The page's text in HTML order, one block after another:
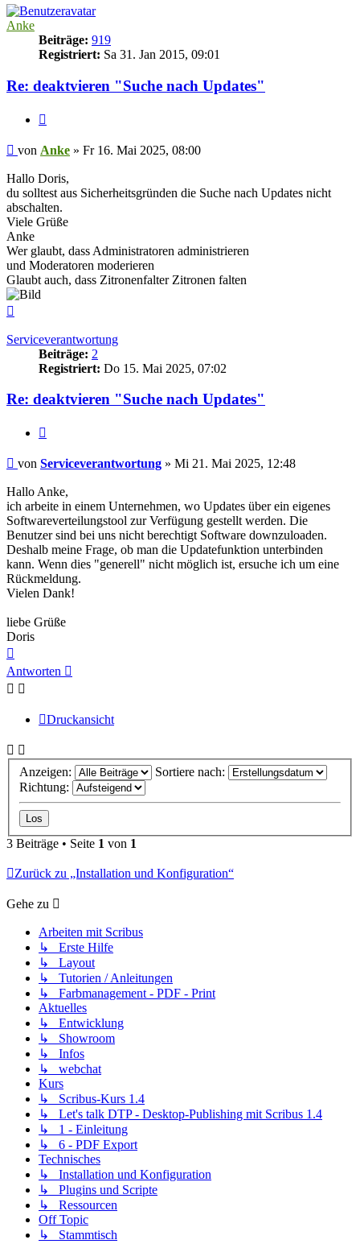
Anke
Beiträge: 919
Registriert: Sa 31. Jan 2015, 09:01
Re: deaktvieren "Suche nach Updates"
Beitrag
von Anke » Fr 16. Mai 2025, 08:00
Hallo Doris,
du solltest aus Sicherheitsgründen die Suche nach Updates nicht
abschalten.
Viele Grüße
Anke
Wer glaubt, dass Administratoren administrieren
und Moderatoren moderieren
Glaubt auch, dass Zitronenfalter Zitronen falten
Serviceverantwortung
Beiträge: 2
Registriert: Do 15. Mai 2025, 07:02
Re: deaktvieren "Suche nach Updates"
Beitrag
von Serviceverantwortung » Mi 21. Mai 2025, 12:48
Hallo Anke,
ich arbeite in einem Unternehmen, wo Updates über ein eigenes
Softwareverteilungstool zur Verfügung gestellt werden. Die
Benutzer sind bei uns nicht berechtigt Software downzuloaden.
Deshalb meine Frage, ob man die Updatefunktion unterbinden
kann. Wenn dies "generell" nicht möglich ist, ersuche ich um eine
Rückmeldung.
Vielen Dank!
liebe Grüße
Doris
oben
Antworten
Druckansicht
Anzeigen:
Sortiere nach:
Richtung:
3 Beiträge • Seite 1 von 1
Zurück zu „Installation und Konfiguration“
Gehe zu
Arbeiten mit Scribus
↳ Erste Hilfe
↳ Layout
↳ Tutorien / Anleitungen
↳ Farbmanagement - PDF - Print
Aktuelles
↳ Entwicklung
↳ Showroom
↳ Infos
↳ webchat
Kurs
↳ Scribus-Kurs 1.4
↳ Let's talk DTP - Desktop-Publishing mit Scribus 1.4
↳ 1 - Einleitung
↳ 6 - PDF Export
Technisches
↳ Installation und Konfiguration
↳ Plugins und Scripte
↳ Ressourcen
Off Topic
↳ Stammtisch